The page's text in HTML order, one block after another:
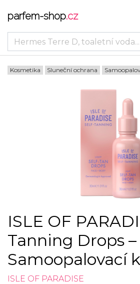
parfem-shop.cz
Kosmetika Sluneční ochrana
ISLE OF
Tanning Drops –
Samoopalovací
ISLE OF PARADISE